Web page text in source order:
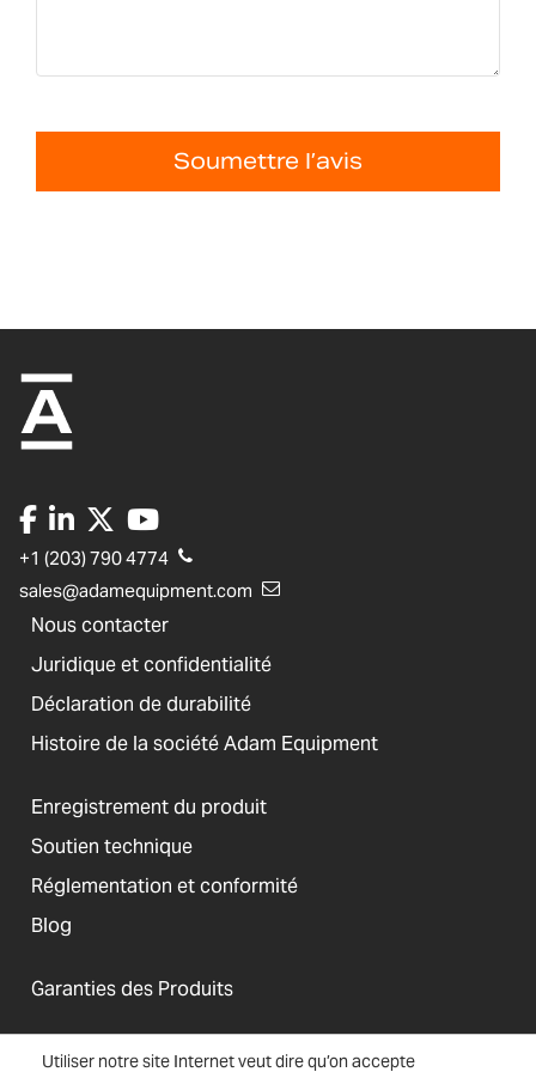
Utiliser notre site Internet veut dire qu’on accepte
Soumettre l’avis
+1 (203) 790 4774
sales@adamequipment.com
Nous contacter
Juridique et confidentialité
Déclaration de durabilité
Histoire de la société Adam Equipment
Enregistrement du produit
Soutien technique
Réglementation et conformité
Blog
Garanties des Produits